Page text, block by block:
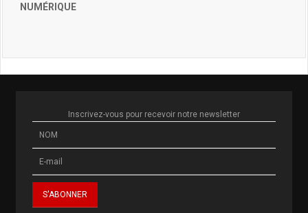
NUMÉRIQUE
Inscrivez-vous pour recevoir notre newsletter